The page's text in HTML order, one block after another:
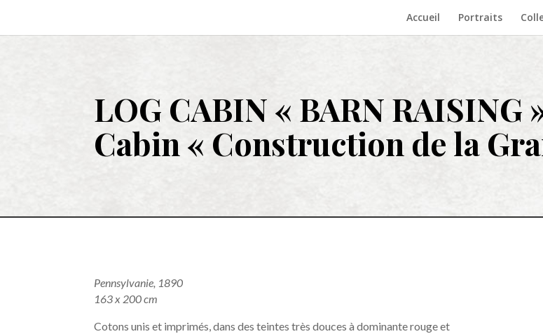
Accueil Portraits
LOG CABIN « BARN RAISING
Cabin « Construction de la
Pennsylvanie, 1890
163 x 200 cm
Cotons unis et imprimés, dans des teintes très douces à dominante rouge et